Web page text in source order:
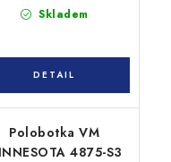
Skladem
Polobotka VM
4875-S3